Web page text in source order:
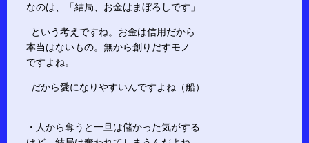
なのは、「結局、お金はまぼろしです」
…という考えですね。お金は信用だから
本当はないもの。無から創りだすモノ
ですよね。
…だから愛になりやすいんですよね（船）
・人から奪うと一旦は儲かった気がする